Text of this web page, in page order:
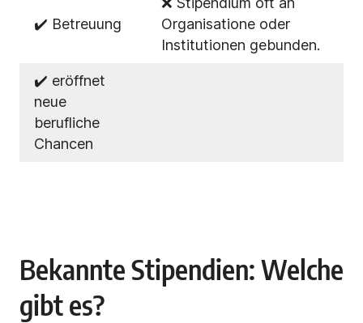
✔️ Betreuung
Organisatione oder
Institutionen gebunden.
✔️ eröffnet
neue
berufliche
Chancen
Bekannte Stipendien: Welche
gibt es?